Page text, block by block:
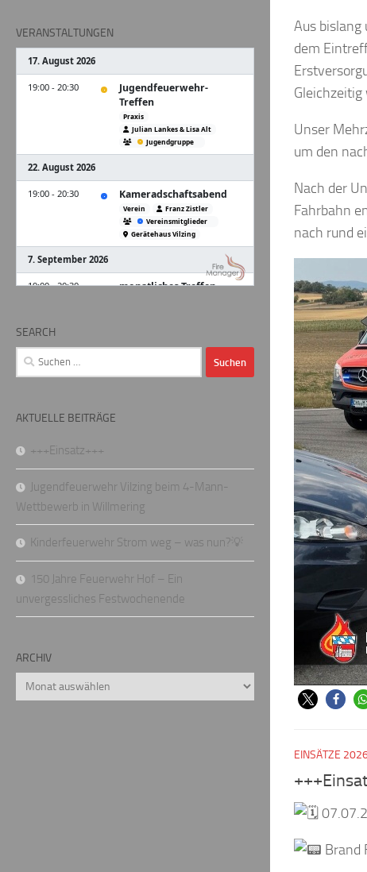
Aus bislang
dem
Unser
um den
Nach der
Fahrbahn
nach rund
EINSÄTZE
Brand
VERANSTALTUNGEN
SEARCH
Suchen
nach:
AKTUELLE BEITRÄGE
+++Einsatz+++
Jugendfeuerwehr Vilzing beim 4-Mann-
Wettbewerb in Willmering
Kinderfeuerwehr Strom weg – was nun?💡
150 Jahre Feuerwehr Hof – Ein
unvergessliches Festwochenende
ARCHIV
Archiv